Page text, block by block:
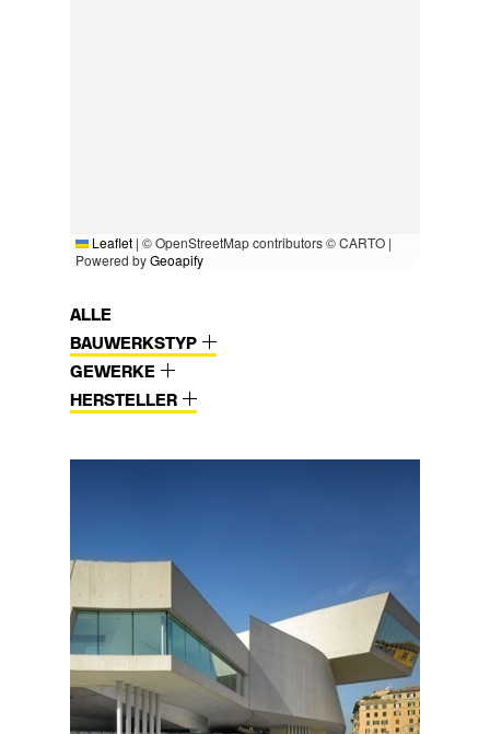
Leaflet | © OpenStreetMap contributors © CARTO |
Powered byGeoapify
ALLE
BAUWERKSTYP
GEWERKE
HERSTELLER